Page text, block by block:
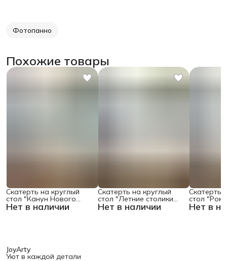
Фотопанно
Похожие товары
Нет в наличии
Скатерть на круглый
стол "Канун Нового
Года", 150х150 , серия Нет в наличии
Скатерть на круглый
стол "Летние столики
кафе", 150х150 Нет в
Скатерть
стол
поляне",
JoyArty
Уют в каждой детали